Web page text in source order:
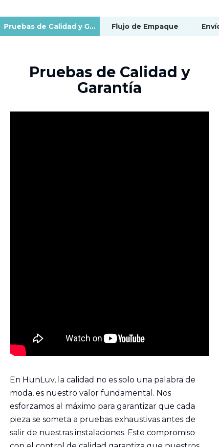
Pruebas de Calidad y Garantía Flujo de Empaque
Pruebas de Calidad y
Garantía
En HunLuv, la calidad no es solo una palabra de
moda, es nuestro valor fundamental. Nos
esforzamos al máximo para garantizar que cada
pieza se someta a pruebas exhaustivas antes de
salir de nuestras instalaciones. Este compromiso